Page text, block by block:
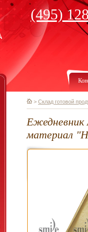
(495)
> Склад готовой
Ежедневник
материал